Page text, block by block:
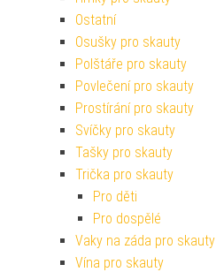
Ostatní
Osušky pro skauty
Polštáře pro skauty
Povlečení pro skauty
Prostírání pro skauty
Svíčky pro skauty
Tašky pro skauty
Trička pro skauty
Pro děti
Pro dospělé
Vaky na záda pro skauty
Vína pro skauty